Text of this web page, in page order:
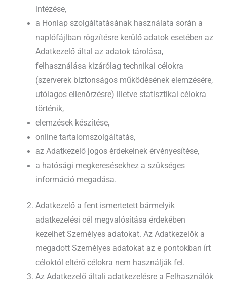
intézése,
a Honlap szolgáltatásának használata során a
naplófájlban rögzítésre kerülő adatok esetében az
Adatkezelő által az adatok tárolása,
felhasználása kizárólag technikai célokra
(szerverek biztonságos működésének elemzésére,
utólagos ellenőrzésre) illetve statisztikai célokra
történik,
elemzések készítése,
online tartalomszolgáltatás,
az Adatkezelő jogos érdekeinek érvényesítése,
a hatósági megkeresésekhez a szükséges
információ megadása.
Adatkezelő a fent ismertetett bármelyik
adatkezelési cél megvalósítása érdekében
kezelhet Személyes adatokat. Az Adatkezelők a
megadott Személyes adatokat az e pontokban írt
céloktól eltérő célokra nem használják fel.
Az Adatkezelő általi adatkezelésre a Felhasználók